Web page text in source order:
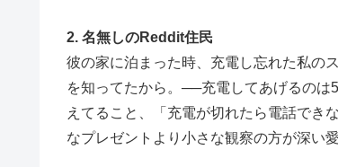
2. 名無しのReddit住民
彼の家に泊まった時、充電し忘れた私の
を知ってたから。──充電してあげるのは
えてること、「充電が切れたら電話でき
なプレゼントより小さな観察の方が深い